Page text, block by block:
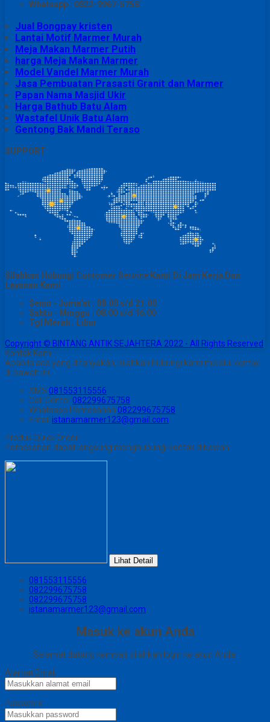
Whatsapp : 0822-9967-5758
Jual Bongpay kristen
Lantai Motif Marmer Murah
Meja Makan Marmer Putih
harga Meja Makan Marmer
Model Vandel Marmer Murah
Jasa Pembuatan Prasasti Granit dan Marmer
Papan Nama Masjid Ukir
Harga Bathub Batu Alam
Wastafel Unik Batu Alam
Gentong Bak Mandi Teraso
SUPPORT
Silahkan Hubungi Customer Service Kami Di Jam Kerja Dan
Layanan Kami
Senin - Juma'at : 08.00 s/d 21.00
Sabtu - Minggu : 08.00 s/d 16.00
Tgl Merah : Libur
Copyright © BINTANG ANTIK SEJAHTERA 2022 - All Rights Reserved
Kontak Kami
Apabila ada yang ditanyakan, silahkan hubungi kami melalui kontak
di bawah ini.
SMS 081553115556
Call Center 082299675758
Whatsapp Pemesanan 082299675758
Email istanamarmer123@gmail.com
Produk Quick Order
Pemesanan dapat langsung menghubungi kontak dibawah:
Lihat Detail
081553115556
082299675758
082299675758
istanamarmer123@gmail.com
Masuk ke akun Anda
Selamat datang kembali, silahkan login ke akun Anda.
Alamat Email
Password